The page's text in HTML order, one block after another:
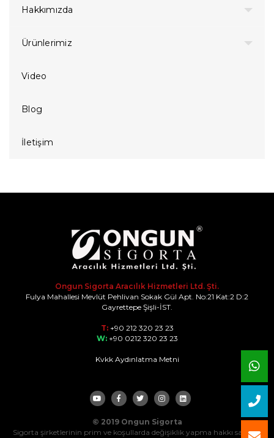
Hakkımızda
Ürünlerimiz
Video
Blog
İletişim
Ongun Sigorta Aracılık Hizmetleri Ltd. Şti.
Fulya Mahallesi Mevlüt Pehlivan Sokak Gül Apt. No:21 Kat:2 D:2
Gayrettepe Şişli-İST.
T:+90 212 320 23 23
W:+90 0212 320 23 23
Kvkk Aydınlatma Metni
© 2019 Ongun Sigorta
Sigorta şirketlerinin prim ve koşullarda değişiklik yapma hakkı saklıdır.